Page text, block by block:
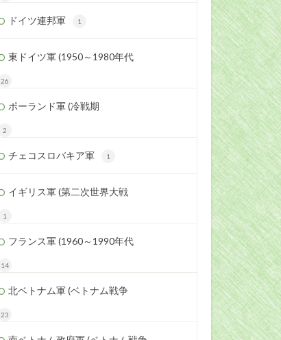
ドイツ連邦軍 1
東ドイツ軍 (1950～1980年代
26
ポーランド軍 (冷戦期
2
チェコスロバキア軍 1
イギリス軍 (第二次世界大戦
1
フランス軍 (1960～1990年代
14
北ベトナム軍 (ベトナム戦争
23